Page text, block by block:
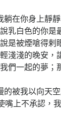
在你身上靜靜
乳白色的你是
是被煙嗆得剌
淺淺的晚安，
們一起的夢；
被我以向天空
上不承認，